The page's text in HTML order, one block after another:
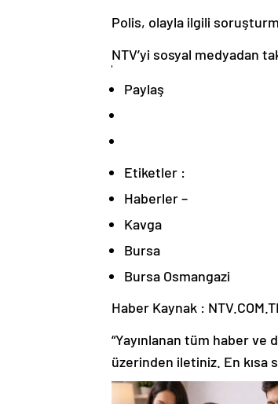
Polis, olayla ilgili
NTV’yi sosyal medyadan
Paylaş
Etiketler :
Haberler –
Kavga
Bursa
Bursa Osmangazi
Haber Kaynak :
“Yayınlanan tüm haber
üzerinden iletiniz. En kısa